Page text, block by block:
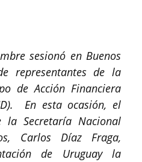
sesionó en Buenos
representantes de la
de Acción Financiera
En esta ocasión, el
la Secretaría Nacional
Carlos Díaz Fraga,
de Uruguay la